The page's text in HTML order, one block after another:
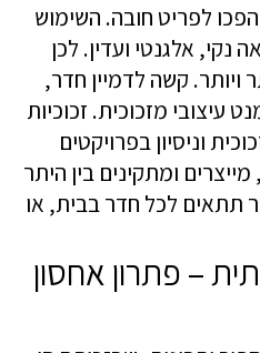
הפכו לפריט חובה. השימוש
נקי, אלגנטי ועדין. לכן
ויותר. קשה לדמיין חדר,
מזכוכית. זכוכיות
וניסיון בפרויקטים
ומתקינים בין היתר
תתאים לכל חדר בבית, או
– פתרון אחסון